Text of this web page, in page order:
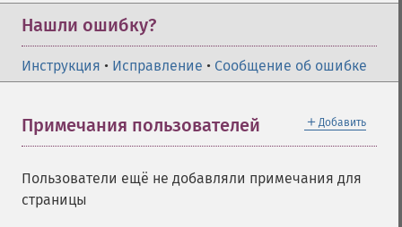
Нашли ошибку?
Инструкция • Исправление • Сообщение об ошибке
＋ Добавить
Примечания пользователей
Пользователи ещё не добавляли примечания для
страницы